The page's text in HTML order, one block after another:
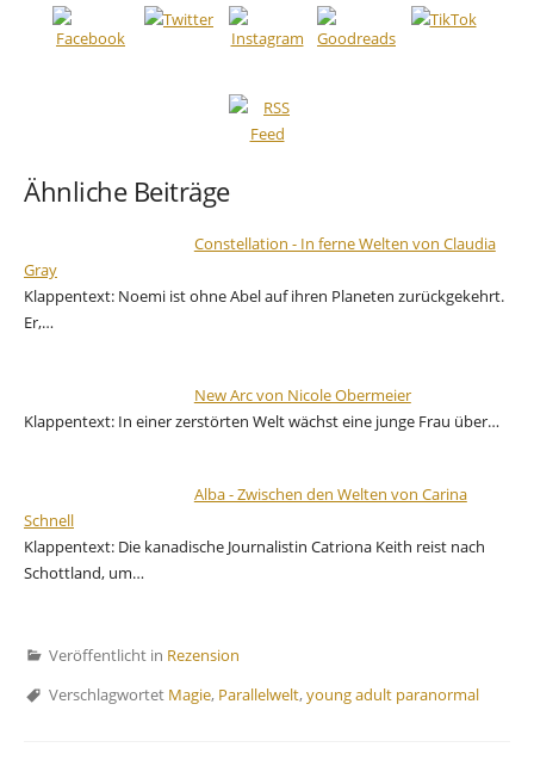
Ähnliche Beiträge
Constellation - In ferne Welten von Claudia
Gray
Klappentext: Noemi ist ohne Abel auf ihren Planeten zurückgekehrt.
Er,…
New Arc von Nicole Obermeier
Klappentext: In einer zerstörten Welt wächst eine junge Frau über…
Alba - Zwischen den Welten von Carina
Schnell
Klappentext: Die kanadische Journalistin Catriona Keith reist nach
Schottland, um…
Veröffentlicht in Rezension
Verschlagwortet Magie, Parallelwelt,young adult paranormal